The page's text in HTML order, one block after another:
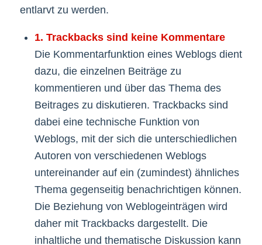
entlarvt zu werden.
1. Trackbacks sind keine Kommentare
Die Kommentarfunktion eines Weblogs dient
dazu, die einzelnen Beiträge zu
kommentieren und über das Thema des
Beitrages zu diskutieren. Trackbacks sind
dabei eine technische Funktion von
Weblogs, mit der sich die unterschiedlichen
Autoren von verschiedenen Weblogs
untereinander auf ein (zumindest) ähnliches
Thema gegenseitig benachrichtigen können.
Die Beziehung von Weblogeinträgen wird
daher mit Trackbacks dargestellt. Die
inhaltliche und thematische Diskussion kann